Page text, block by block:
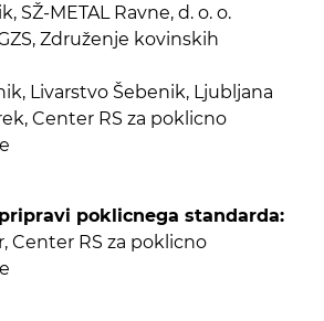
SŽ-METAL Ravne, d. o. o.
Združenje kovinskih
Livarstvo Šebenik, Ljubljana
Center RS za poklicno
poklicnega standarda:
Center RS za poklicno